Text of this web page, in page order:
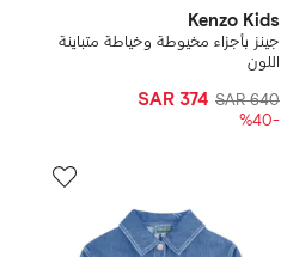
Kenzo Kids
جينز بأجزاء مخيوطة وخياطة متباينة
اللون
SAR 640
SAR 374
-%40